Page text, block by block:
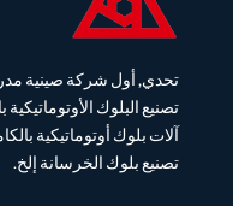
تحدي, أول شركة صينية
آلات بلوك أوتوماتيكية
تصنيع بلوك الخرسانة إلخ.